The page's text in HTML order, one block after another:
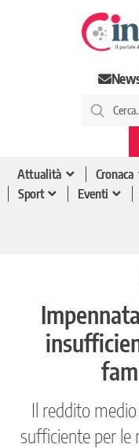
Attualità Cronaca
Sport
Eventi
Il reddito
sufficiente per le